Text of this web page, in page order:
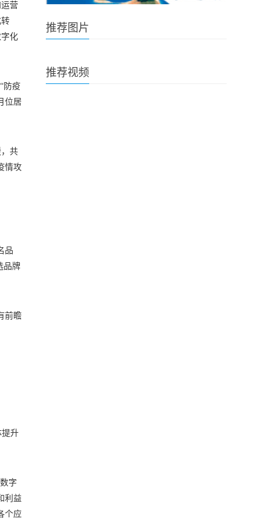
营
化
防疫
位居
共
情攻
品
品牌
前瞻
提升
字
利益
个应
推荐图片
推荐视频